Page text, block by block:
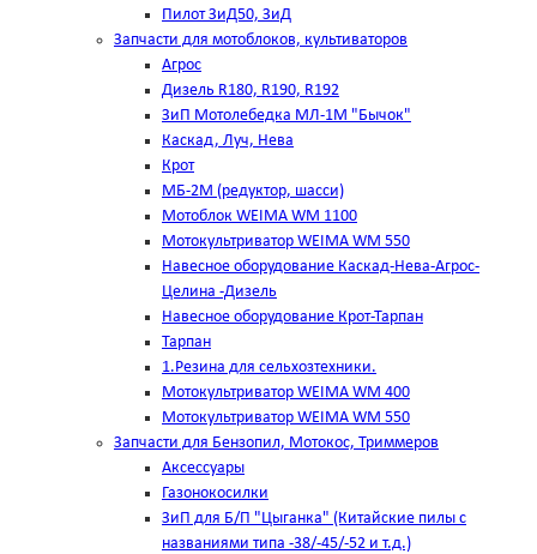
Пилот ЗиД50, ЗиД
Запчасти для мотоблоков, культиваторов
Агрос
Дизель R180, R190, R192
ЗиП Мотолебедка МЛ-1М "Бычок"
Каскад, Луч, Нева
Крот
МБ-2М (редуктор, шасси)
Мотоблок WEIMA WM 1100
Мотокультриватор WEIMA WM 550
Навесное оборудование Каскад-Нева-Агрос-
Целина -Дизель
Навесное оборудование Крот-Тарпан
Тарпан
1.Резина для сельхозтехники.
Мотокультриватор WEIMA WM 400
Мотокультриватор WEIMA WM 550
Запчасти для Бензопил, Мотокос, Триммеров
Аксессуары
Газонокосилки
ЗиП для Б/П "Цыганка" (Китайские пилы с
названиями типа -38/-45/-52 и т.д.)